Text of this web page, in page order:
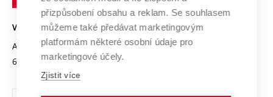
Open Science
Projekty
Projekty ze strukturálních fondů
Specifický výzkum
Univerzitní sítě
Bezpečná univerzita
Vyznamenání
Organizační struktura
VYSOKÉ UČENÍ TECHNICKÉ V BRNĚ
Antonínská 548/1
602 00 Brno
www.vut.cz
vut@vutbr.cz
přizpůsobení obsahu a reklam. Se souhlasem
můžeme také předávat marketingovým
platformám některé osobní údaje pro
marketingové účely.
Zjistit více